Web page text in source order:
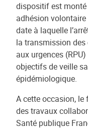
dispositif est monté
adhésion volontaire
date à laquelle
la transmission des
aux urgences
objectifs de veille
épidémiologique.
A cette occasion, le
des travaux
Santé publique